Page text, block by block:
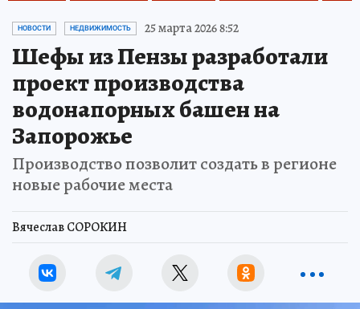
НОВОСТИ НЕДВИЖИМОСТЬ 25 марта 2026 8:52
Шефы из Пензы разработали
проект производства
водонапорных башен на
Запорожье
Производство позволит создать в регионе
новые рабочие места
Вячеслав СОРОКИН